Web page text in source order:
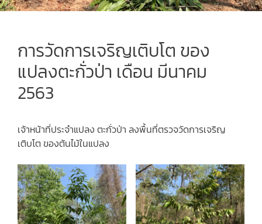
การวัดการเจริญเติบโต ของ
แปลงตะกั่วป่า เดือน มีนาคม
2563
เจ้าหน้าที่ประจำแปลง ตะกั่วป่า ลงพื้นที่ตรวจวัดการเจริญ
เติบโต ของต้นไม้ในแปลง